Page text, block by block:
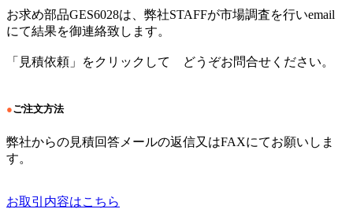
お求め部品GES6028は、弊社STAFFが市場調査を行いemail
にて結果を御連絡致します。
「見積依頼」をクリックして どうぞお問合せください。
●ご注文方法
弊社からの見積回答メールの返信又はFAXにてお願いしま
す。
お取引内容はこちら